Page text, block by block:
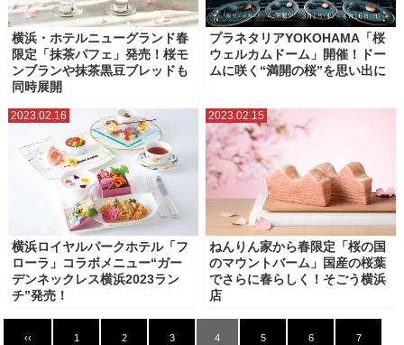
横浜・ホテルニューグランド春
限定「抹茶パフェ」発売！桜モ
ンブランや抹茶黒豆ブレッドも
同時展開
プラネタリアYOKOHAMA「桜
ウェルカムドーム」開催！ドー
ムに咲く“満開の桜”を思い出に
2023.02.16
横浜ロイヤルパークホテル「フ
ローラ」コラボメニュー“ガー
デンネックレス横浜2023ラン
チ”発売！
2023.02.15
ねんりん家から春限定「桜の国
のマウントバーム」国産の桜葉
でさらに春らしく！そごう横浜
店
‹‹ 1 2 3 4 5 6 7